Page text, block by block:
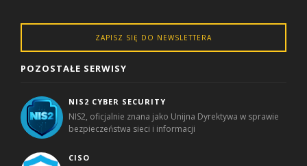
ZAPISZ SIĘ DO NEWSLETTERA
POZOSTAŁE SERWISY
NIS2 CYBER SECURITY
NIS2, oficjalnie znana jako Unijna Dyrektywa w sprawie
bezpieczeństwa sieci i informacji
CISO